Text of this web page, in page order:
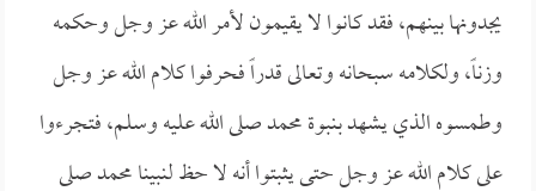
يجدونها بينهم، فقد كانوا لا يقيمون لأمر الله عز وجل وحكمه
وزناً، ولكلامه سبحانه وتعالى قدراً فحرفوا كلام الله عز وجل
وطمسوه الذي يشهد بنبوة محمد صلى الله عليه وسلم، فتجرءوا
على كلام الله عز وجل حتى يثبتوا أنه لا حظ لنبينا محمد صلى